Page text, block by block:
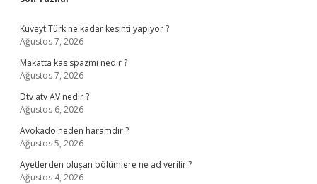
Sidebar
Kuveyt Türk ne kadar kesinti yapıyor ?
Ağustos 7, 2026
Makatta kas spazmı nedir ?
Ağustos 7, 2026
Dtv atv AV nedir ?
Ağustos 6, 2026
Avokado neden haramdır ?
Ağustos 5, 2026
Ayetlerden oluşan bölümlere ne ad verilir ?
Ağustos 4, 2026